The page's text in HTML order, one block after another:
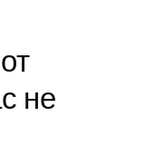
не